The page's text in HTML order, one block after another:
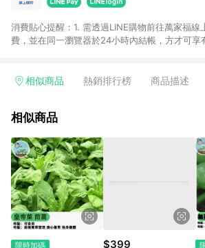
消費貼心提醒：1. 需透過LINE購物前往萬家福線
費，並在同一瀏覽器於24小時內結帳，方才可享
4. 不具回饋資格種類商品：電子禮券。 5. 回饋點
錄，相關問題請於保留時間內聯絡客服中心，並
提供簡單、快速、輕鬆的購物流程及體驗，將不
話題性或期間限定商品來滿足您的喜好。
相似商品 熱銷排行榜 商品描述
相似商品
限時加碼 $399